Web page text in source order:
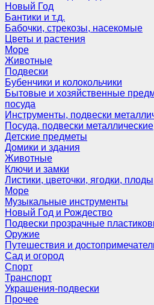
Новый Год
Бантики и т.д.
Бабочки, стрекозы, насекомые
Цветы и растения
Море
Животные
Подвески
Бубенчики и колокольчики
Бытовые и хозяйственные
посуда
Инструменты, подвески
Посуда, подвески металлические
Детские предметы
Домики и здания
Животные
Ключи и замки
Листики, цветочки, ягодки, плоды
Море
Музыкальные инструменты
Новый Год и Рождество
Подвески прозрачные
Оружие
Путешествия и
Сад и огород
Спорт
Транспорт
Украшения-подвески
Прочее